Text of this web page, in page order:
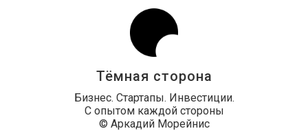
Тёмная сторона
Бизнес. Стартапы. Инвестиции.
С опытом каждой стороны
© Аркадий Морейнис